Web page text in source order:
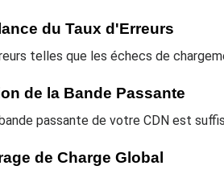
du Taux d'Erreurs
telles que les échecs de
de la Bande Passante
passante de votre CDN est
de Charge Global